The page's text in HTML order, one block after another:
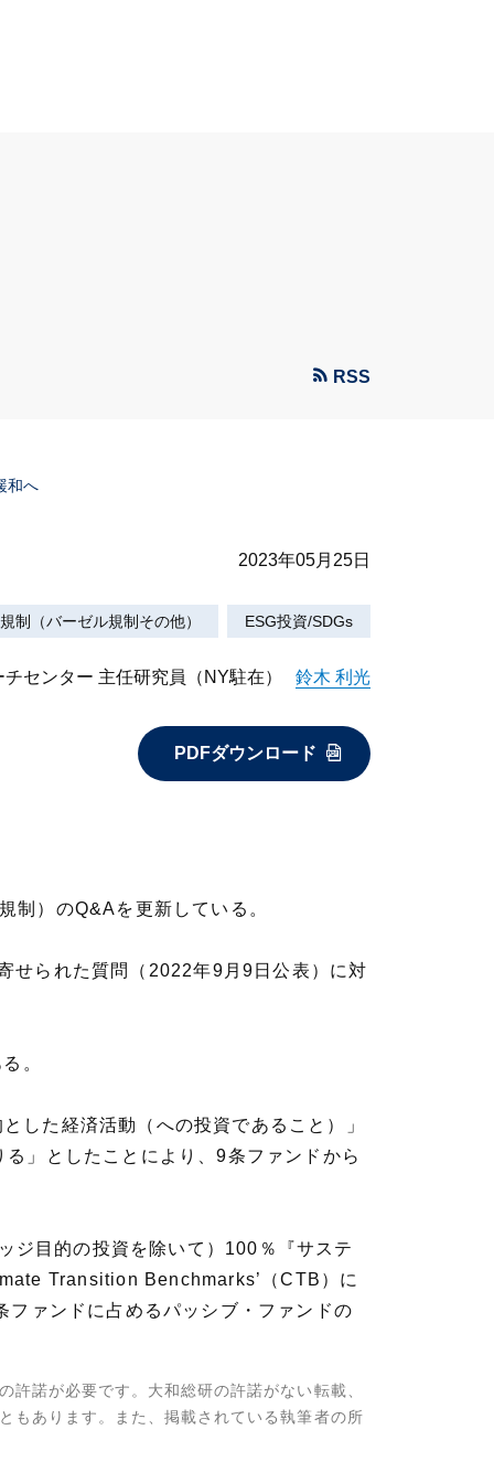
RSS
和へ
2023年05月25日
制（バーゼル規制その他） ESG投資/SDGs
センター 主任研究員（NY駐在） 鈴木 利光
PDFダウンロード
）のQ&Aを更新している。
せられた質問（2022年9月9日公表）に対
。
した経済活動（への投資であること）」
」としたことにより、9条ファンドから
ジ目的の投資を除いて）100％『サステ
Transition Benchmarks’（CTB）に
ファンドに占めるパッシブ・ファンドの
諾が必要です。大和総研の許諾がない転載、
もあります。また、掲載されている執筆者の所